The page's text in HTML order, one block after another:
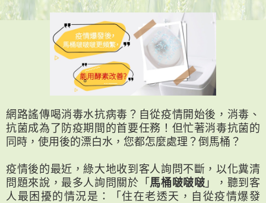
網路謠傳喝消毒水抗病毒？自從疫情開始後，消毒、
抗菌成為了防疫期間的首要任務！但忙著消毒抗菌的
同時，使用後的漂白水，您都怎麼處理？倒馬桶？
疫情後的最近，綠大地收到客人詢問不斷，以化糞清
問題來說，最多人詢問關於「 馬桶啵啵啵 」，聽到客
人最困擾的情況是：「住在老透天，自從疫情爆發